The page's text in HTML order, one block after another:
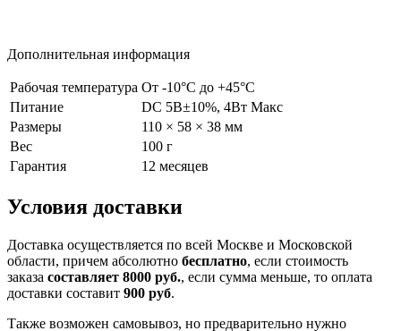
Дополнительная информация
Рабочая температура От -10°С до +45°С
Питание
DC 5В±10%, 4Вт Maкс
Размеры
110 × 58 × 38 мм
Вес
100 г
Гарантия
12 месяцев
Условия доставки
Доставка осуществляется по всей Москве и Московской
области, причем абсолютно бесплатно, если стоимость
заказа составляет 8000 руб., если сумма меньше, то оплата
доставки составит 900 руб.
Также возможен самовывоз, но предварительно нужно